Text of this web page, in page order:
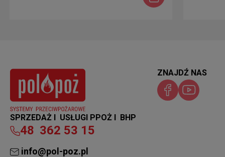
SPRZEDAŻ I USŁUGI PPOŻ I BHP
48 362 53 15
info@pol-poz.pl
ZNAJDŹ NAS